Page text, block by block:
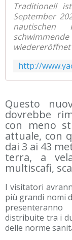
Traditionell
September
nautischen
wiedereröffnet
Questo
dovrebbe
con meno
attuale, con
dai 3 ai 43
terra, a
multiscafi,
I visitatori
più grandi nomi
distribuite tra i
delle norme